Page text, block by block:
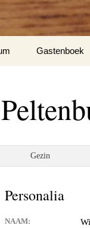
Gastenboek
Gezin
Personalia
NAAM: